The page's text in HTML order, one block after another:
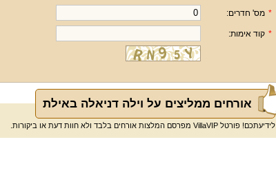
* מס' חדרים:
* קוד אימות:
אורחים ממליצים על וילה דניאלה באילת
לידיעתכם! פורטל VillaVIP מפרסם המלצות אורחים בלבד ולא חוות דעת או ביקורות.